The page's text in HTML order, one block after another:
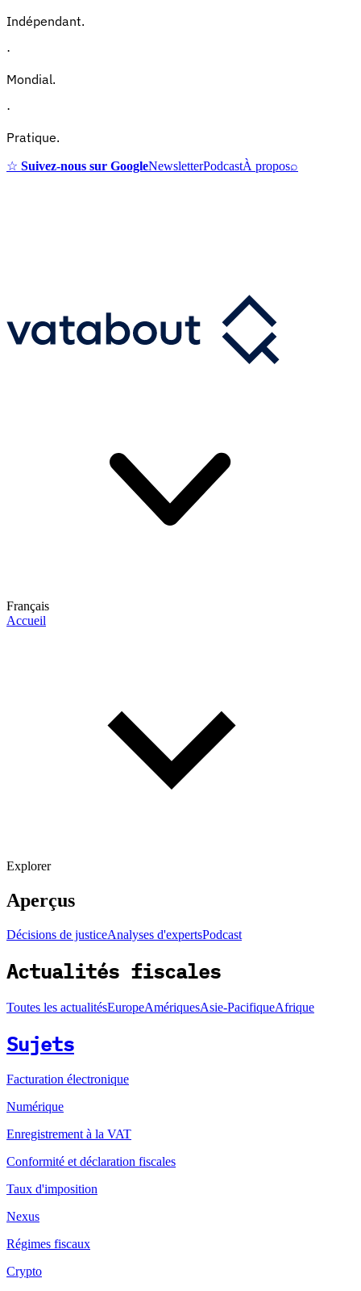
Indépendant.
·
Mondial.
·
Pratique.
☆ Suivez-nous sur GoogleNewsletterPodcastÀ propos⌕
Français
Accueil
Explorer
Aperçus
Décisions de justiceAnalyses d'expertsPodcast
Actualités fiscales
Toutes les actualitésEuropeAmériquesAsie-PacifiqueAfrique
Sujets
Facturation électronique
Numérique
Enregistrement à la VAT
Conformité et déclaration fiscales
Taux d'imposition
Nexus
Régimes fiscaux
Crypto